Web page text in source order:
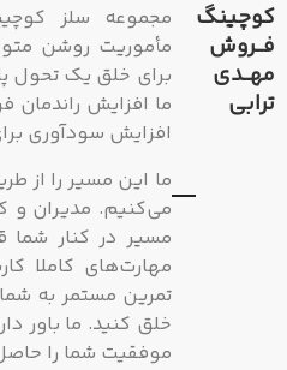
کوچینگ
فــروش
مهــدی
ترابی
مأموریت روشن
برای خلق یک تحول
ما افزایش راندمان
افزایش سودآوری
ما این مسیر را از
می‌کنیم. مدیران و
مسیر در کنار شما
مهارت‌های کاملا
تمرین مستمر به
خلق کنید. ما باور
موفقیت شما را